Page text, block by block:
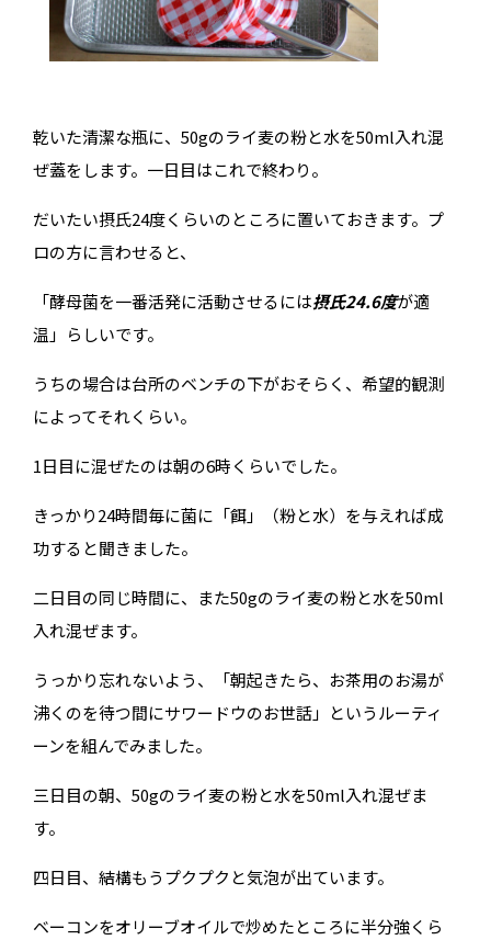
乾いた清潔な瓶に、50gのライ麦の粉と水を50ml入れ混
ぜ蓋をします。一日目はこれで終わり。
だいたい摂氏24度くらいのところに置いておきます。プ
ロの方に言わせると、
「酵母菌を一番活発に活動させるには摂氏24.6度が適
温」らしいです。
うちの場合は台所のベンチの下がおそらく、希望的観測
によってそれくらい。
1日目に混ぜたのは朝の6時くらいでした。
きっかり24時間毎に菌に「餌」（粉と水）を与えれば成
功すると聞きました。
二日目の同じ時間に、また50gのライ麦の粉と水を50ml
入れ混ぜます。
うっかり忘れないよう、「朝起きたら、お茶用のお湯が
沸くのを待つ間にサワードウのお世話」というルーティ
ーンを組んでみました。
三日目の朝、50gのライ麦の粉と水を50ml入れ混ぜま
す。
四日目、結構もうプクプクと気泡が出ています。
ベーコンをオリーブオイルで炒めたところに半分強くら